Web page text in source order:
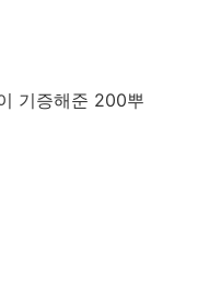
기증해준 200뿌